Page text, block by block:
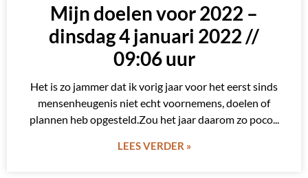
Mijn doelen voor 2022 –
dinsdag 4 januari 2022 //
09:06 uur
Het is zo jammer dat ik vorig jaar voor het eerst sinds
mensenheugenis niet echt voornemens, doelen of
plannen heb opgesteld.Zou het jaar daarom zo poco
LEES VERDER »